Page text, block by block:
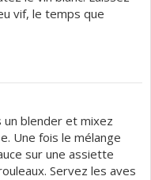
vif, le temps que
un blender et mixez
Une fois le mélange
sur une assiette
Servez les aves